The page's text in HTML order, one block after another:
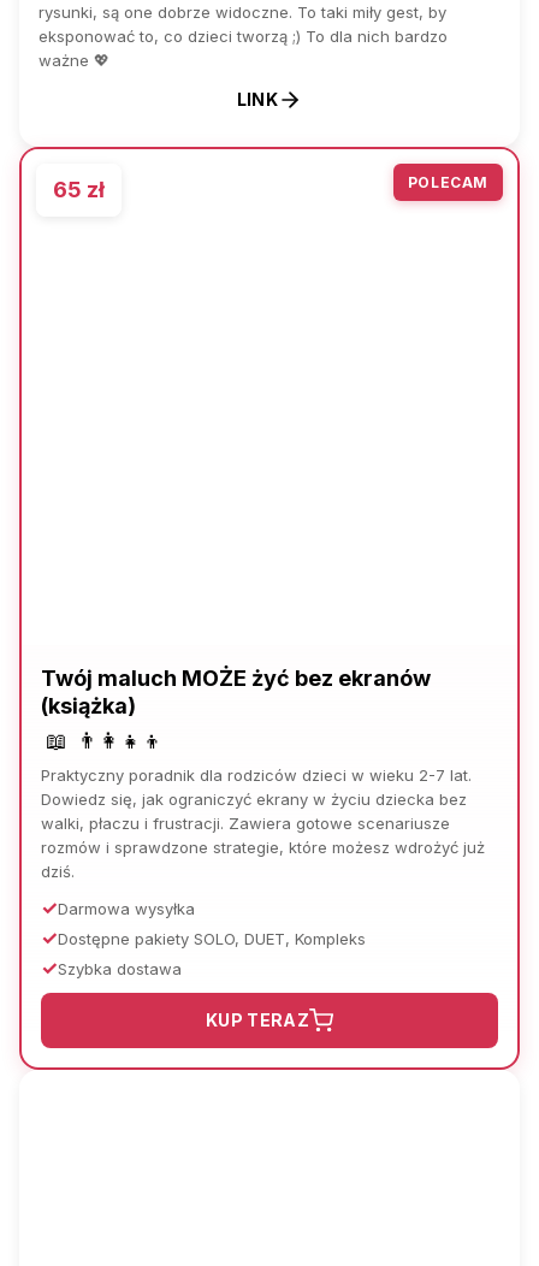
rysunki, są one dobrze widoczne. To taki miły gest, by
eksponować to, co dzieci tworzą ;) To dla nich bardzo
ważne 💖
LINK
POLECAM
65 zł
Twój maluch MOŻE żyć bez ekranów
(książka)
📖
👨‍👩‍👧‍👦
Praktyczny poradnik dla rodziców dzieci w wieku 2-7 lat.
Dowiedz się, jak ograniczyć ekrany w życiu dziecka bez
walki, płaczu i frustracji. Zawiera gotowe scenariusze
rozmów i sprawdzone strategie, które możesz wdrożyć już
dziś.
Darmowa wysyłka
Dostępne pakiety SOLO, DUET, Kompleks
Szybka dostawa
KUP TERAZ